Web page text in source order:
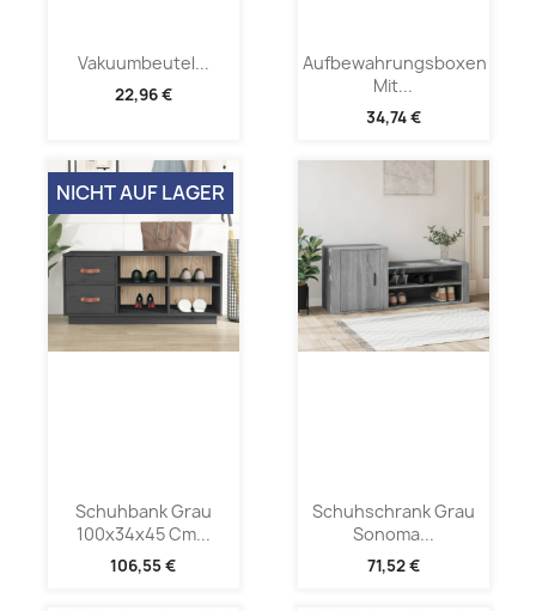
Vakuumbeutel...
22,96 €
Aufbewahrungsboxen
Mit...
34,74 €
Schuhbank Grau
100x34x45 Cm...
106,55 €
NICHT AUF LAGER
Schuhschrank Grau
Sonoma...
71,52 €